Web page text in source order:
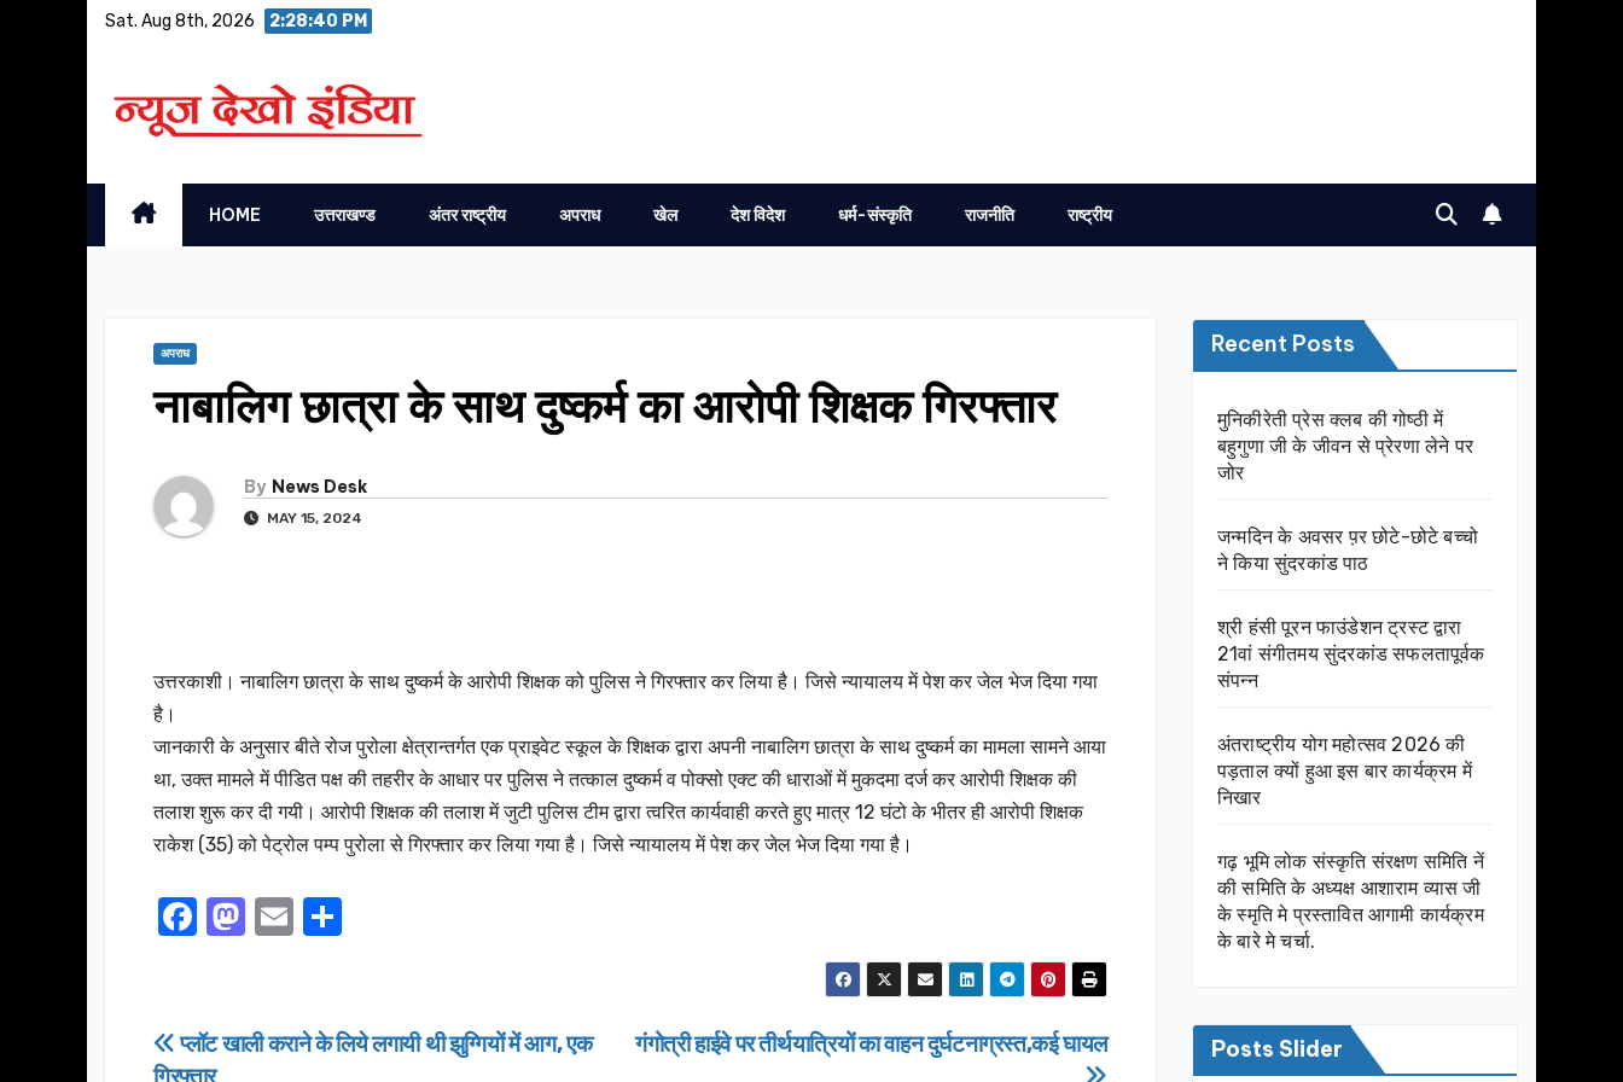
Sat. Aug 8th, 2026 2:28:41 PM
HOME उत्तराखण्ड अंतर राष्ट्रीय अपराध खेल देश विदेश धर्म-संस्कृति राजनीति राष्ट्रीय
अपराध
नाबालिग छात्रा के साथ दुष्कर्म का आरोपी शिक्षक गिरफ्तार
By News Desk
MAY 15, 2024
उत्तरकाशी। नाबालिग छात्रा के साथ दुष्कर्म के आरोपी शिक्षक को पुलिस ने गिरफ्तार कर लिया है। जिसे न्यायालय में पेश कर जेल भेज दिया गया
है।
जानकारी के अनुसार बीते रोज पुरोला क्षेत्रान्तर्गत एक प्राइवेट स्कूल के शिक्षक द्वारा अपनी नाबालिग छात्रा के साथ दुष्कर्म का मामला सामने आया
था, उक्त मामले में पीडित पक्ष की तहरीर के आधार पर पुलिस ने तत्काल दुष्कर्म व पोक्सो एक्ट की धाराओं में मुकदमा दर्ज कर आरोपी शिक्षक की
तलाश शुरू कर दी गयी। आरोपी शिक्षक की तलाश में जुटी पुलिस टीम द्वारा त्वरित कार्यवाही करते हुए मात्र 12 घंटो के भीतर ही आरोपी शिक्षक
राकेश (35) को पेट्रोल पम्प पुरोला से गिरफ्तार कर लिया गया है। जिसे न्यायालय में पेश कर जेल भेज दिया गया है।
F
e
b
M
o
E
e
Post
गंगोत्री हाईवे पर तीर्थयात्रियों का वाहन दुर्घटनाग्रस्त,कई घायल
प्लॉट खाली कराने के लिये लगायी थी झुग्गियों में आग, एक
गिरफ्तार
Recent Posts
मुनिकीरेती प्रेस क्लब की गोष्ठी में
बहुगुणा जी के जीवन से प्रेरणा लेने पर
जोर
जन्मदिन के अवसर प़र छोटे-छोटे बच्चो
ने किया सुंदरकांड पाठ
श्री हंसी पूरन फाउंडेशन ट्रस्ट द्वारा
21वां संगीतमय सुंदरकांड सफलतापूर्वक
संपन्न
अंतराष्ट्रीय योग महोत्सव 2026 की
पड़ताल क्यों हुआ इस बार कार्यक्रम में
निखार
गढ़ भूमि लोक संस्कृति संरक्षण समिति नें
की समिति के अध्यक्ष आशाराम व्यास जी
के स्मृति मे प्रस्तावित आगामी कार्यक्रम
के बारे मे चर्चा.
Posts Slider